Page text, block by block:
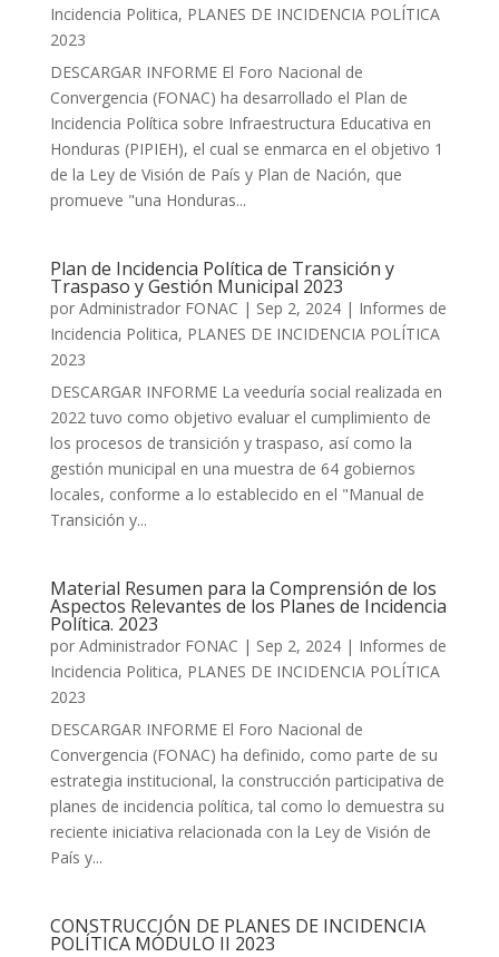
Incidencia Politica, PLANES DE INCIDENCIA POLÍTICA
2023
DESCARGAR INFORME El Foro Nacional de
Convergencia (FONAC) ha desarrollado el Plan de
Incidencia Política sobre Infraestructura Educativa en
Honduras (PIPIEH), el cual se enmarca en el objetivo 1
de la Ley de Visión de País y Plan de Nación, que
promueve "una Honduras...
Plan de Incidencia Política de Transición y
Traspaso y Gestión Municipal 2023
por Administrador FONAC | Sep 2, 2024| Informes de
Incidencia Politica, PLANES DE INCIDENCIA POLÍTICA
2023
DESCARGAR INFORME La veeduría social realizada en
2022 tuvo como objetivo evaluar el cumplimiento de
los procesos de transición y traspaso, así como la
gestión municipal en una muestra de 64 gobiernos
locales, conforme a lo establecido en el "Manual de
Transición y...
Material Resumen para la Comprensión de los
Aspectos Relevantes de los Planes de Incidencia
Política. 2023
por Administrador FONAC | Sep 2, 2024| Informes de
Incidencia Politica, PLANES DE INCIDENCIA POLÍTICA
2023
DESCARGAR INFORME El Foro Nacional de
Convergencia (FONAC) ha definido, como parte de su
estrategia institucional, la construcción participativa de
planes de incidencia política, tal como lo demuestra su
reciente iniciativa relacionada con la Ley de Visión de
País y...
CONSTRUCCIÓN DE PLANES DE INCIDENCIA
POLÍTICA MÓDULO II 2023